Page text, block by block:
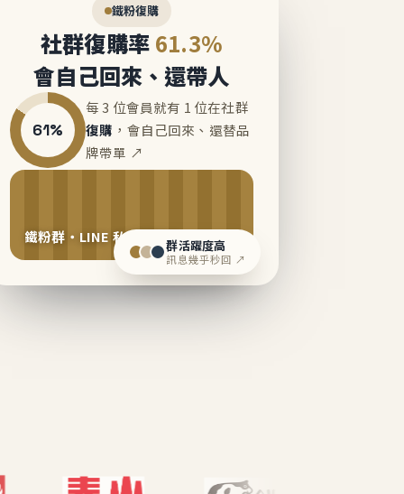
鐵粉復購
社群復購率 61.3%
會自己回來、還帶人
61%
每 3 位會員就有 1 位在社群
復購 ，會自己回來、還替品
牌帶單 ↗
鐵粉群・LINE 私域運營中群活躍度高
訊息幾乎秒回 ↗